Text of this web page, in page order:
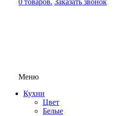
0 товаров. Заказать звонок
Меню
Кухни
Цвет
Белые